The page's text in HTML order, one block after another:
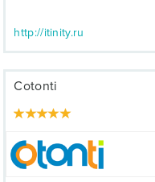
http://itinity.ru
Cotonti